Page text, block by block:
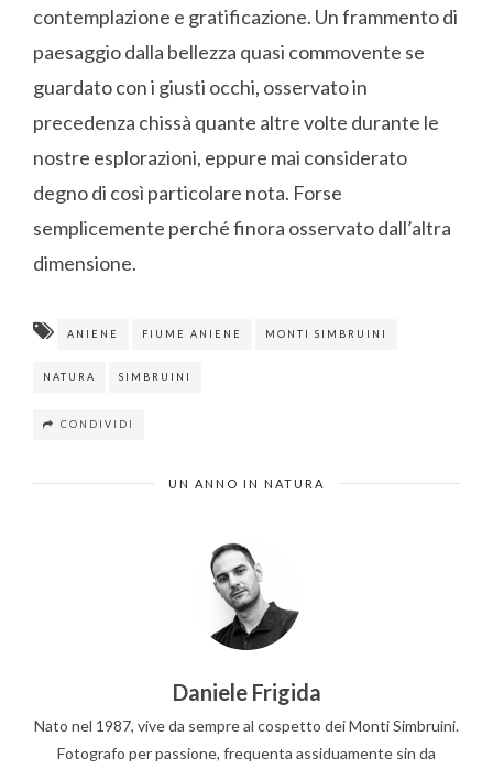
contemplazione e gratificazione. Un frammento di
paesaggio dalla bellezza quasi commovente se
guardato con i giusti occhi, osservato in
precedenza chissà quante altre volte durante le
nostre esplorazioni, eppure mai considerato
degno di così particolare nota. Forse
semplicemente perché finora osservato dall’altra
dimensione.
ANIENE FIUME ANIENE MONTI SIMBRUINI
NATURA SIMBRUINI
CONDIVIDI
UN ANNO IN NATURA
Daniele Frigida
Nato nel 1987, vive da sempre al cospetto dei Monti Simbruini.
Fotografo per passione, frequenta assiduamente sin da